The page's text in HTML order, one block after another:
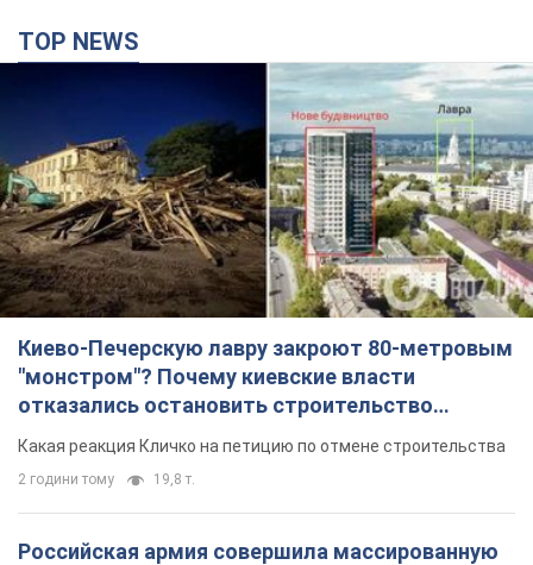
TOP NEWS
Киево-Печерскую лавру закроют 80-метровым
"монстром"? Почему киевские власти
отказались остановить строительство
небоскреба "московского верующего"
Какая реакция Кличко на петицию по отмене строительства
2 години тому 19,8 т.
Российская армия совершила массированную